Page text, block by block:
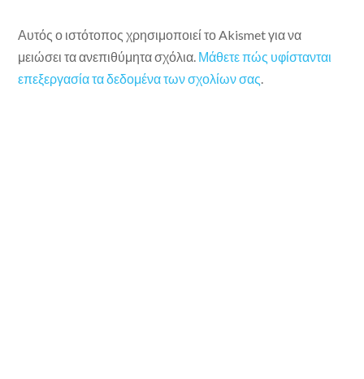
Αυτός ο ιστότοπος χρησιμοποιεί το Akismet για να
μειώσει τα ανεπιθύμητα σχόλια. Μάθετε πώς υφίστανται
επεξεργασία τα δεδομένα των σχολίων σας.